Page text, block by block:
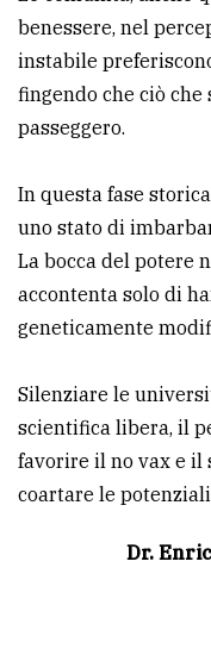
benessere, nel
instabile
fingendo che ciò che
passeggero.
In questa fase
uno stato di
La bocca del potere
accontenta solo di
geneticamente
Silenziare le
scientifica libera, il
favorire il no vax e il
coartare le
Dr.